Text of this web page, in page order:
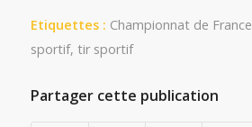
Etiquettes : Championnat de France
sportif, tir sportif
Partager cette publication